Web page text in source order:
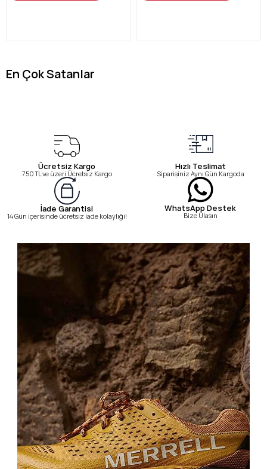
En Çok Satanlar
Ücretsiz Kargo
750 TL ve üzeri Ücretsiz Kargo
Hızlı Teslimat
Siparişiniz Aynı Gün Kargoda
İade Garantisi
14 Gün içerisinde ücretsiz iade kolaylığı!
WhatsApp Destek
Bize Ulaşın